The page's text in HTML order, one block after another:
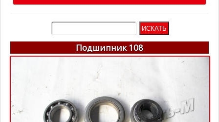
Главная
О компании
Каталог
Гарантия
Доставка
Подшипник 108